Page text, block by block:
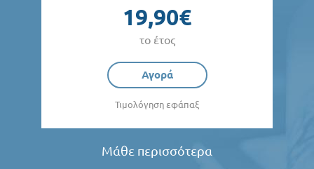
19,90€
το έτος
Αγορά
Τιμολόγηση εφάπαξ
Μάθε περισσότερα